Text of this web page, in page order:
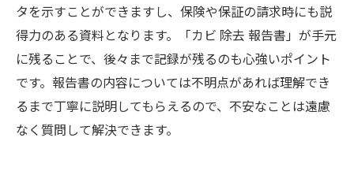
タを示すことができますし、保険や保証の請求時にも説
得力のある資料となります。「カビ 除去 報告書」が手元
に残ることで、後々まで記録が残るのも心強いポイント
です。報告書の内容については不明点があれば理解でき
るまで丁寧に説明してもらえるので、不安なことは遠慮
なく質問して解決できます。